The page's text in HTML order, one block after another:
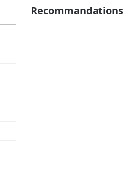
Recommandations